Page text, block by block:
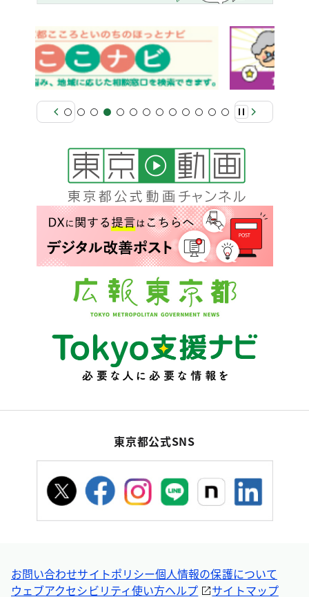
東京都公式SNS
お問い合わせサイトポリシー個人情報の保護について
ウェブアクセシビリティ使い方ヘルプ サイトマップ